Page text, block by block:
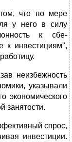
что по мере
у него в силу
к сбе­
к инвестициям",
неизбежность
указывали
экономического
занятости.
спрос,
инвестиции.